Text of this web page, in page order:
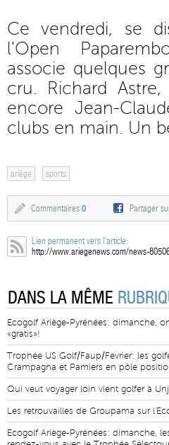
Ce vendredi, se
l'Open
associe quelques
cru. Richard
encore Jean-
clubs en main. Un
ariège sports
Commentaires 0 Partager
Lien permanent vers l'article:
http://www.ariegenews.com/news-
DANS LA MÊME
Ecogolf Ariège-Pyrénées: dimanche,
«gratis»!
Trophée US Golf/Faup/Fevrier: les
Crampagna et Pamiers en pôle
Qui veut voyager loin vient golfer à
Les retrouvailles de Groupama sur
Ecogolf Ariège-Pyrénées: dimanche,